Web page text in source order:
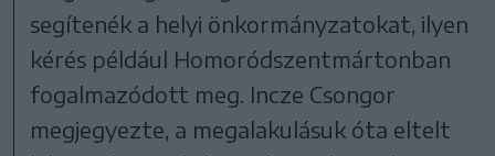
segítenék a helyi önkormányzatokat, ilyen
kérés például Homoródszentmártonban
fogalmazódott meg. Incze Csongor
megjegyezte, a megalakulásuk óta eltelt